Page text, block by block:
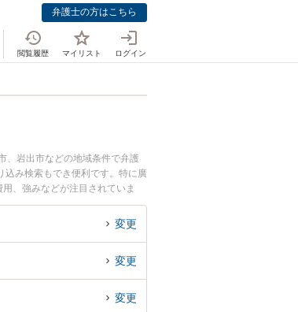
弁護士の方はこちら
閲覧履歴 マイリスト ログイン
、岩出市などの地域条件で弁護
込み検索もでき便利です。特に廣
、強みなどが注目されていま
士を検索したい』『初回相談無料
変更
変更
変更